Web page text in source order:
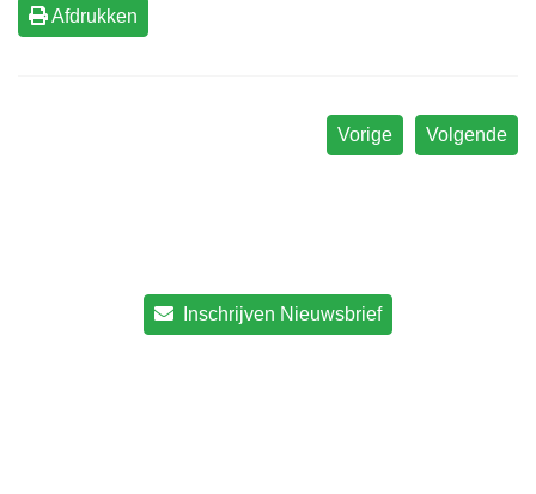
Afdrukken
Volgende
Vorige
Inschrijven Nieuwsbrief